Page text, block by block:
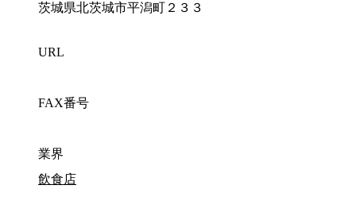
茨城県北茨城市平潟町２３３
URL
FAX番号
業界
飲食店